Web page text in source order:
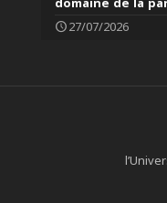
27/07/2026